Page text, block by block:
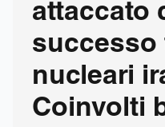
attaccato
successo
nucleari
Coinvolti